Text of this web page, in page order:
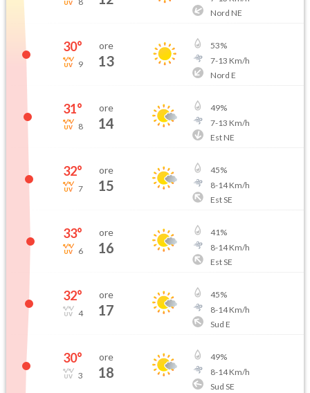
Nord NE
30°
9
ore
13
53%
7-13 Km/h
Nord E
31°
8
ore
14
49%
7-13 Km/h
Est NE
32°
7
ore
15
45%
8-14Km/h
Est SE
33°
6
ore
16
41%
8-14Km/h
Est SE
32°
4
ore
17
45%
8-14Km/h
Sud E
30°
3
ore
18
49%
8-14Km/h
Sud SE